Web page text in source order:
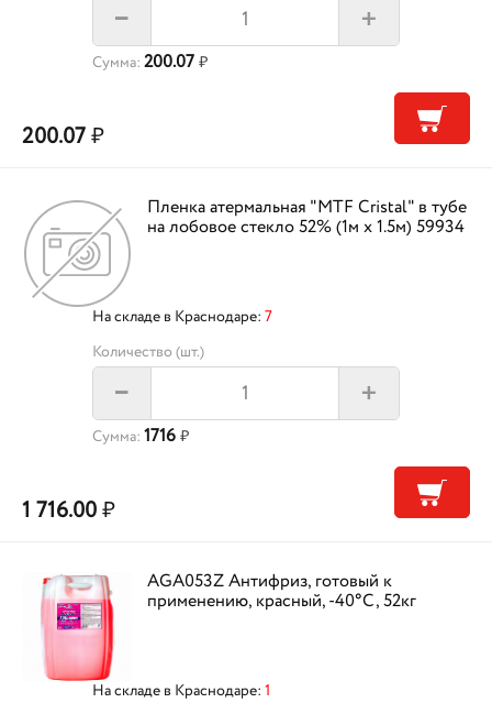
– +
Сумма: 200.07 ₽
200.07₽
Пленка атермальная "MTF Cristal" в тубе
на лобовое стекло 52% (1м х 1.5м) 59934
На складе в Краснодаре: 7
Количество (шт.)
– +
Сумма: 1716 ₽
1 716.00₽
AGA053Z Антифриз, готовый к
применению, красный, -40°С, 52кг
На складе в Краснодаре: 1